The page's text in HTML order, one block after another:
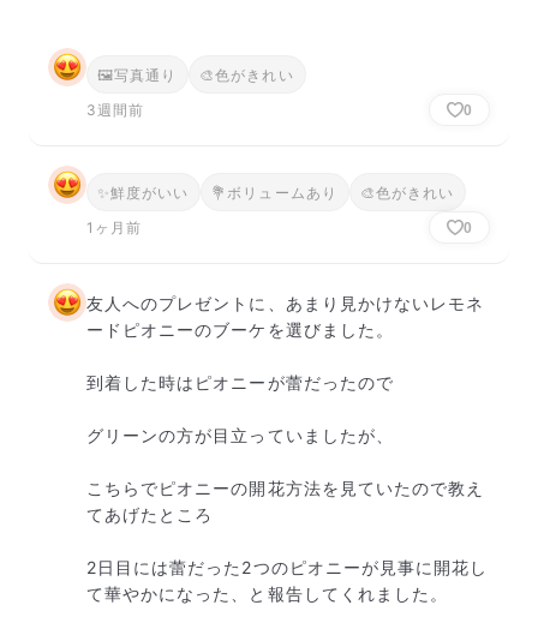
🖼写真通り 🎨色がきれい
3週間前
0
✨鮮度がいい 💐ボリュームあり 🎨色がきれい
1ヶ月前
0
友人へのプレゼントに、あまり見かけないレモネ
ードピオニーのブーケを選びました。
到着した時はピオニーが蕾だったので
グリーンの方が目立っていましたが、
こちらでピオニーの開花方法を見ていたので教え
てあげたところ
2日目には蕾だった2つのピオニーが見事に開花し
て華やかになった、と報告してくれました。